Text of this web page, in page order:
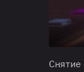
Снятие